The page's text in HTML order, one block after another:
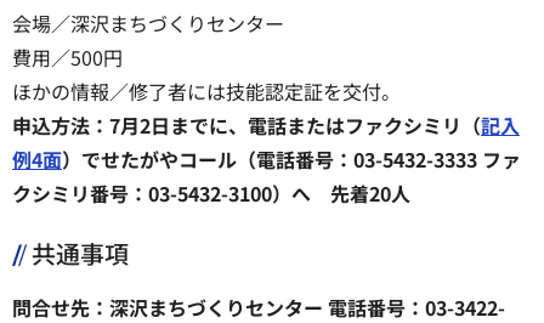
会場／深沢まちづくりセンター
費用／500円
ほかの情報／修了者には技能認定証を交付。
申込方法：7月2日までに、電話またはファクシミリ（記入
例4面）でせたがやコール（電話番号：03-5432-3333 ファ
クシミリ番号：03-5432-3100）へ 先着20人
共通事項
問合せ先：深沢まちづくりセンター 電話番号：03-3422-